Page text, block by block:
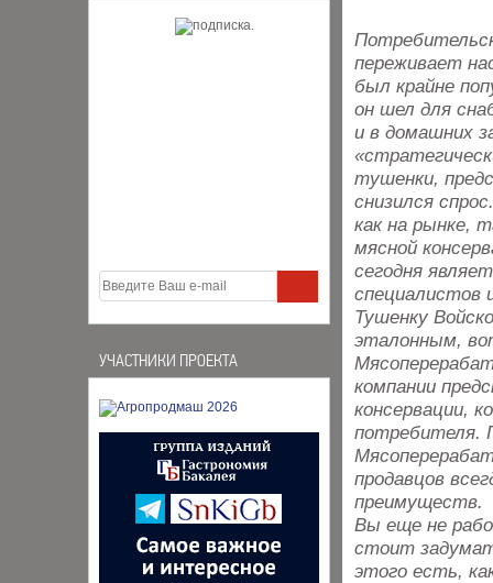
УЧАСТНИКИ ПРОЕКТА
переживает
был крайне
он шел для
и в домашних
тушенки,
снизился
как на рынке,
мясной
сегодня
специалистов
Тушенку
эталонным,
компании
консервации,
потребителя.
продавцов
преимуществ.
Вы еще не
стоит
этого есть,